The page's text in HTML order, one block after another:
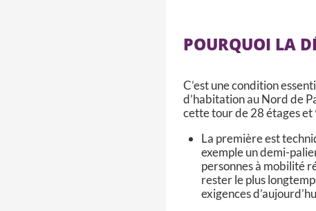
POURQUOI LA
C’est une condition
d’habitation au Nord de
cette tour de 28 étages
La première est
exemple un demi-
personnes à mobilité
rester le plus
exigences